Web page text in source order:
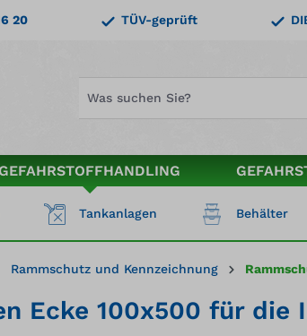
20 TÜV-geprüft
GEFAHRSTOFFHANDLING
Tankanlagen Behälter
Rammschutz und Kennzeichnung
Ecke 100x500 für die